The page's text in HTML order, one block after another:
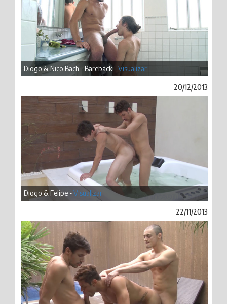
Diogo & Nico Bach - Bareback -Visualizar
20/12/2013
Diogo & Felipe -Visualizar
22/11/2013